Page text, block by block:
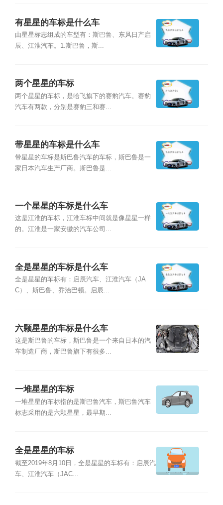
有星星的车标是什么车
由星星标志组成的车型有：斯巴鲁、东风日产启
辰、江淮汽车。1.斯巴鲁，斯...
两个星星的车标
两个星星的车标，是哈飞旗下的赛豹汽车。赛豹
汽车有两款，分别是赛豹三和赛...
带星星的车标是什么车
带星星的车标是斯巴鲁汽车的车标，斯巴鲁是一
家日本汽车生产厂商。斯巴鲁是...
一个星星的车标是什么车
这是江淮的车标，江淮车标中间就是像星星一样
的。江淮是一家安徽的汽车公司...
全是星星的车标是什么车
全是星星的车标有：启辰汽车、江淮汽车（JA
C）、斯巴鲁、乔治巴顿。启辰...
六颗星星的车标是什么车
这是斯巴鲁的车标，斯巴鲁是一个来自日本的汽
车制造厂商，斯巴鲁旗下有很多...
一堆星星的车标
一堆星星的车标指的是斯巴鲁汽车，斯巴鲁汽车
标志采用的是六颗星星，最早期...
全是星星的车标
截至2019年8月10日，全是星星的车标有：启辰汽
车、江淮汽车（JAC...